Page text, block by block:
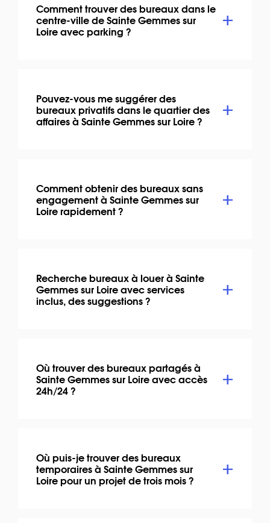
Comment trouver des bureaux dans le
centre-ville de Sainte Gemmes sur
Loire avec parking ?
Pouvez-vous me suggérer des
bureaux privatifs dans le quartier des
affaires à Sainte Gemmes sur Loire ?
Comment obtenir des bureaux sans
engagement à Sainte Gemmes sur
Loire rapidement ?
Recherche bureaux à louer à Sainte
Gemmes sur Loire avec services
inclus, des suggestions ?
Où trouver des bureaux partagés à
Sainte Gemmes sur Loire avec accès
24h/24 ?
Où puis-je trouver des bureaux
temporaires à Sainte Gemmes sur
Loire pour un projet de trois mois ?